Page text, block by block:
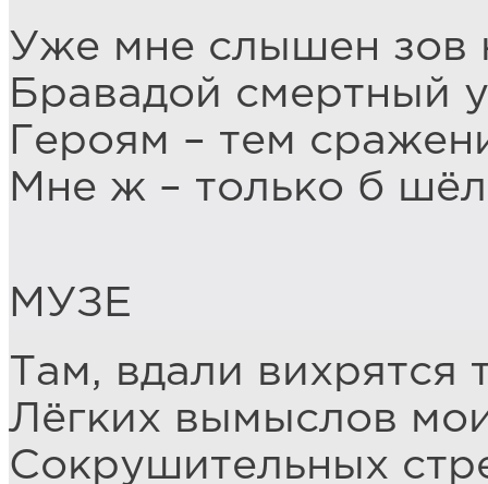
Уже мне слышен зов
Бравадой смертный
Героям – тем
Мне ж – только б
МУЗЕ
Там, вдали вихрятся
Лёгких вымыслов
Сокрушительных